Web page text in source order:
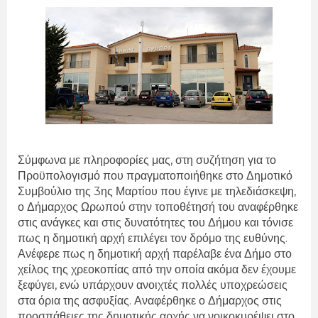
Σύμφωνα με πληροφορίες μας, στη συζήτηση για το
Προϋπολογισμό που πραγματοποιήθηκε στο Δημοτικό
Συμβούλιο της 3ης Μαρτίου που έγινε με τηλεδιάσκεψη,
ο Δήμαρχος Ωρωπού στην τοποθέτησή του αναφέρθηκε
στις ανάγκες και στις δυνατότητες του Δήμου και τόνισε
πως η δημοτική αρχή επιλέγει τον δρόμο της ευθύνης.
Ανέφερε πως η δημοτική αρχή παρέλαβε ένα Δήμο στο
χείλος της χρεοκοπίας από την οποία ακόμα δεν έχουμε
ξεφύγει, ενώ υπάρχουν ανοιχτές πολλές υποχρεώσεις
στα όρια της ασφυξίας. Αναφέρθηκε ο Δήμαρχος στις